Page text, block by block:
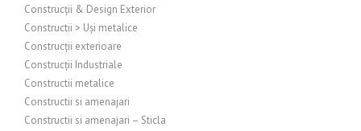
Construcții & Design Exterior
Constructii > Uși metalice
Construcții exterioare
Construcții Industriale
Constructii metalice
Constructii si amenajari
Constructii si amenajari – Sticla